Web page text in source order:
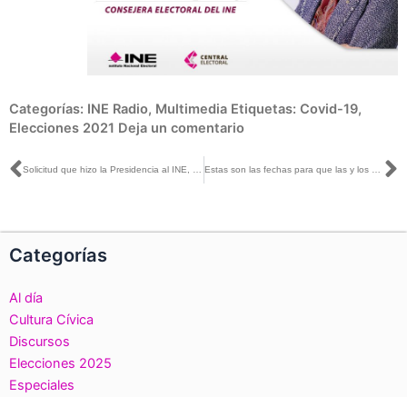
Categorías: INE Radio, Multimedia Etiquetas: Covid-19,
Elecciones 2021 Deja un comentario
Ant
Categorías
Al día
Cultura Cívica
Discursos
Elecciones 2025
Especiales